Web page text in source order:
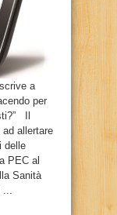
a
per
Il
allertare
delle
PEC al
Sanità
...